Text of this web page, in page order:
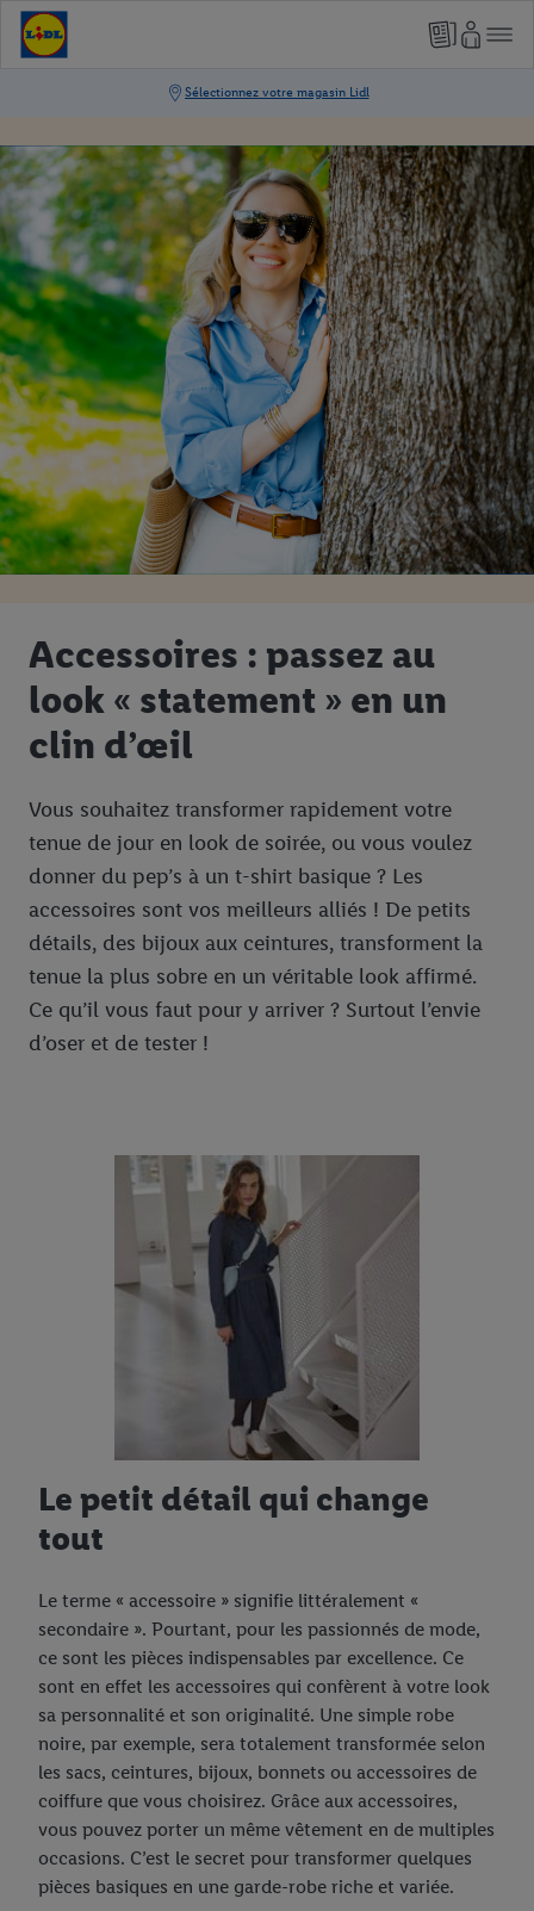
Accessoires : passez au
look « statement » en un
clin d’œil
Vous souhaitez transformer rapidement votre
tenue de jour en look de soirée, ou vous voulez
donner du pep’s à un t-shirt basique ? Les
accessoires sont vos meilleurs alliés ! De petits
détails, des bijoux aux ceintures, transforment la
tenue la plus sobre en un véritable look affirmé.
Ce qu’il vous faut pour y arriver ? Surtout l’envie
d’oser et de tester !
Le petit détail qui change
tout
Le terme « accessoire » signifie littéralement «
secondaire ». Pourtant, pour les passionnés de mode,
ce sont les pièces indispensables par excellence. Ce
sont en effet les accessoires qui confèrent à votre look
sa personnalité et son originalité. Une simple robe
noire, par exemple, sera totalement transformée selon
les sacs, ceintures, bijoux, bonnets ou accessoires de
coiffure que vous choisirez. Grâce aux accessoires,
vous pouvez porter un même vêtement en de multiples
occasions. C’est le secret pour transformer quelques
pièces basiques en une garde-robe riche et variée.